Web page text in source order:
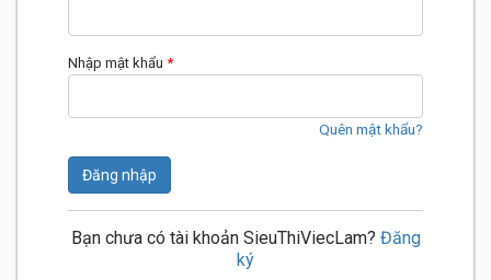
Nhập mật khẩu *
Quên mật khẩu?
Đăng nhập
Bạn chưa có tài khoản SieuThiViecLam? Đăng
ký